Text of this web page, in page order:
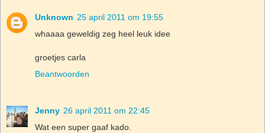
Unknown 25 april 2011 om 19:55
whaaaa geweldig zeg heel leuk idee
groetjes carla
Beantwoorden
Jenny 26 april 2011 om 22:45
Wat een super gaaf kado.